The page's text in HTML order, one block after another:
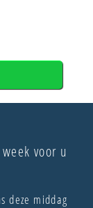
voor u
deze middag